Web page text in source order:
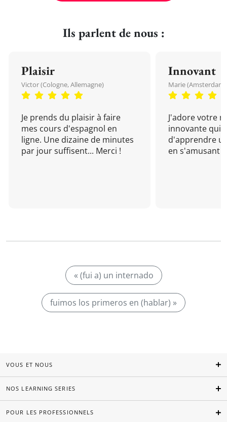
Ils parlent de nous :
Plaisir
Victor (Cologne, Allemagne)
Je prends du plaisir à faire
mes cours d'espagnol en
ligne. Une dizaine de minutes
par jour suffisent... Merci !
Innovant
Marie (Amsterdam,
J'adore votre
innovante qui
d'apprendre
en s'amusant !
« (fui a) un internado
fuimos los primeros en (hablar) »
VOUS ET NOUS
NOS LEARNING SERIES
POUR LES PROFESSIONNELS